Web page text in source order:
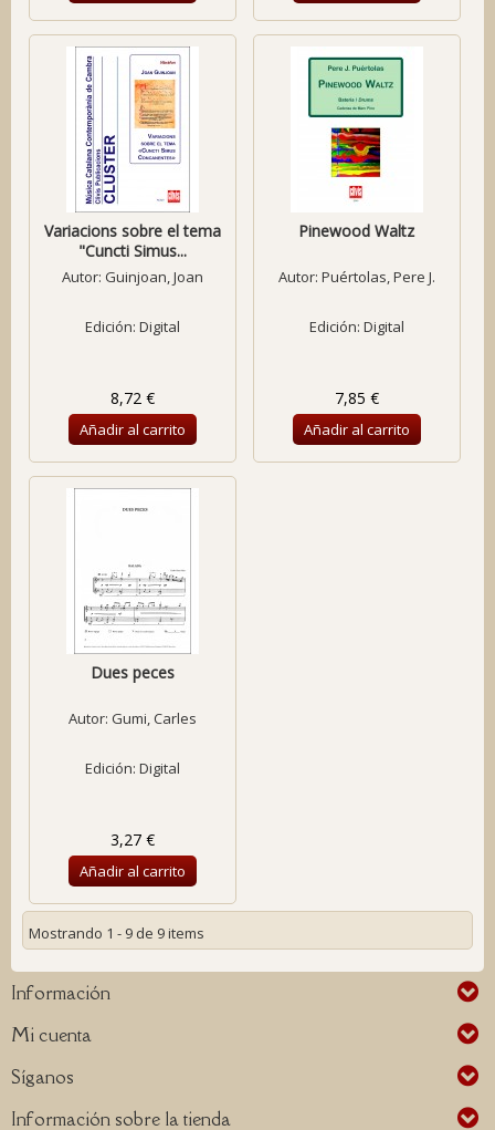
Variacions sobre el tema
"Cuncti Simus...
Autor: Guinjoan, Joan
Edición: Digital
8,72 €
Añadir al carrito
Pinewood Waltz
Autor: Puértolas, Pere J.
Edición: Digital
7,85 €
Añadir al carrito
Dues peces
Autor: Gumi, Carles
Edición: Digital
3,27 €
Añadir al carrito
Mostrando 1 - 9 de 9 items
Información
Mi cuenta
Síganos
Información sobre la tienda